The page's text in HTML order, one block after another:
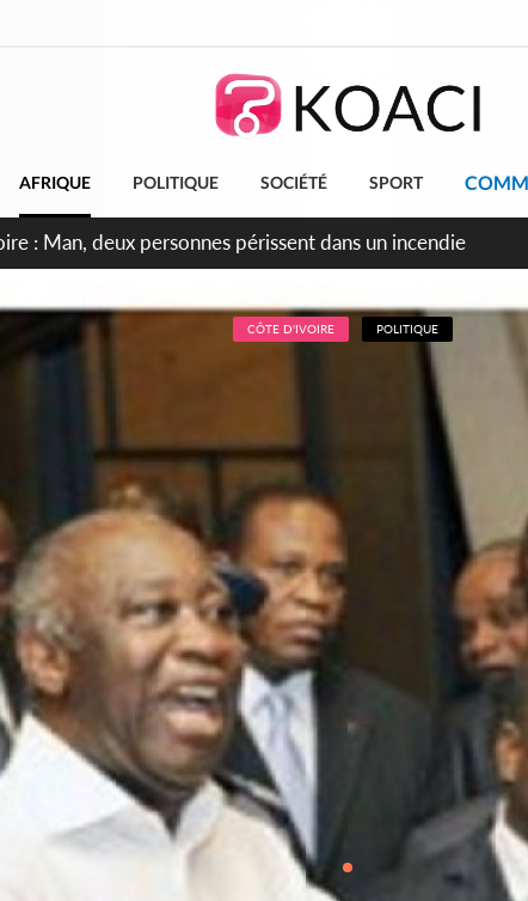
AFRIQUE POLITIQUE SOCIÉTÉ SPORT
: Séileu, la célébration de la fête nationale transformée
CÔTE D'IVOIRE POLITIQUE